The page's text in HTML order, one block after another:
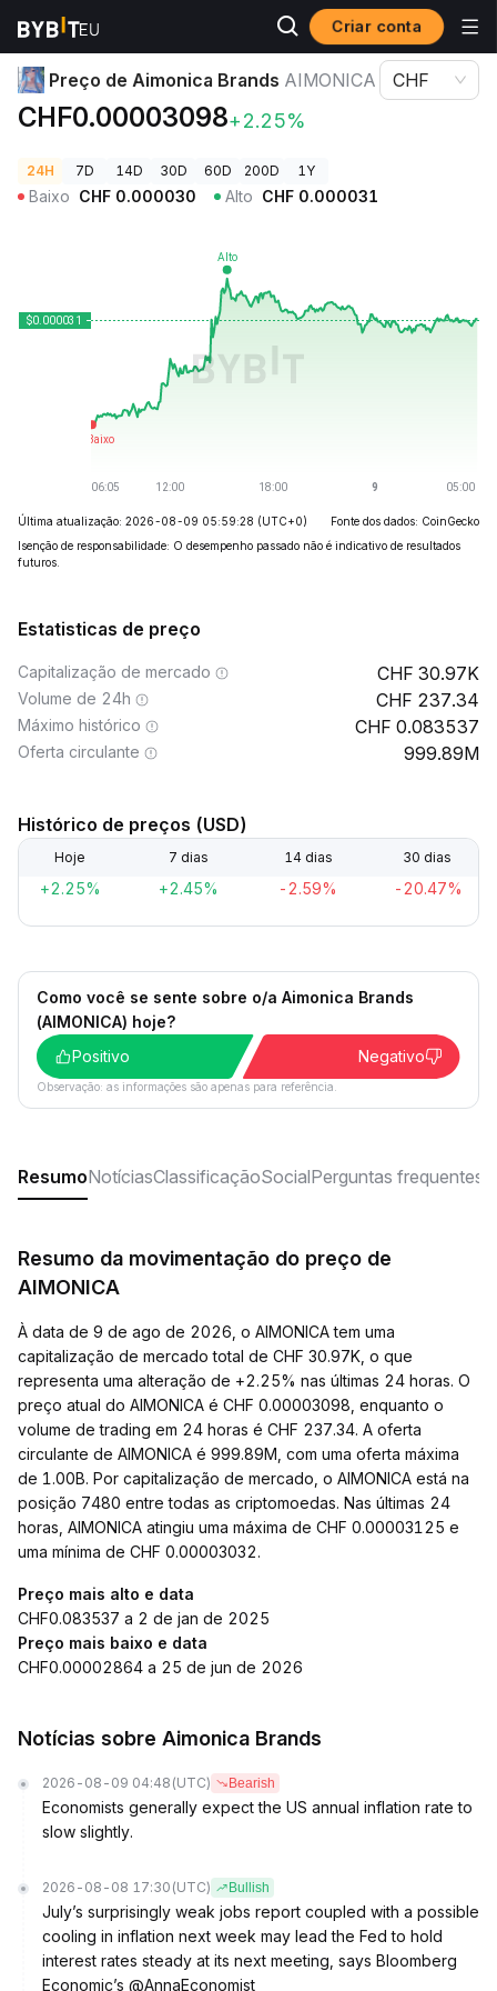
Criar conta
Preços de Criptomoedas Preço de Aimonica Brands AIMONICA
Preço de Aimonica Brands AIMONICA
CHF0.00003098+2.25%
CHF
24H 7D 14D 30D 60D 200D 1Y
Baixo CHF 0.000030 Alto CHF 0.000031
Última atualização: 2026-08-09 05:59:28 (UTC+0)
Fonte dos dados: CoinGecko
Isenção de responsabilidade: O desempenho passado não é indicativo de resultados
futuros.
Estatisticas de preço
Capitalização de mercado 30.97K
Volume de 24h 237.34
Máximo histórico 0.083537
Oferta circulante 999.89M
Histórico de preços (USD)
Hoje 7 dias 14 dias 30 dias
+2.25% +2.45% -2.59% -20.47%
Como você se sente sobre o/a Aimonica Brands
(AIMONICA) hoje?
Positivo
Negativo
Observação: as informações são apenas para referência.
ResumoNotíciasClassificaçãoSocialPerguntas frequentes
Resumo da movimentação do preço de
AIMONICA
À data de 9 de ago de 2026, o AIMONICA tem uma
capitalização de mercado total de CHF 30.97K, o que
representa uma alteração de +2.25% nas últimas 24 horas. O
preço atual do AIMONICA é CHF 0.00003098, enquanto o
volume de trading em 24 horas é CHF 237.34. A oferta
circulante de AIMONICA é 999.89M, com uma oferta máxima
de 1.00B. Por capitalização de mercado, o AIMONICA está na
posição 7480 entre todas as criptomoedas. Nas últimas 24
horas, AIMONICA atingiu uma máxima de CHF 0.00003125 e
uma mínima de CHF 0.00003032.
Preço mais alto e data
CHF0.083537 a 2 de jan de 2025
Preço mais baixo e data
CHF0.00002864 a 25 de jun de 2026
Notícias sobre Aimonica Brands
2026-08-09 04:48 (UTC) Bearish
Economists generally expect the US annual inflation rate to
slow slightly.
2026-08-08 17:30 (UTC) Bullish
July’s surprisingly weak jobs report coupled with a possible
cooling in inflation next week may lead the Fed to hold
interest rates steady at its next meeting, says Bloomberg
Economic’s @AnnaEconomist